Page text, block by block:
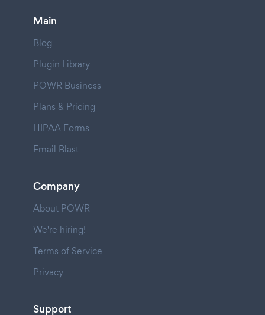
Main
Blog
Plugin Library
POWR Business
Plans & Pricing
HIPAA Forms
Email Blast
Company
About POWR
We're hiring!
Terms of Service
Privacy
Support